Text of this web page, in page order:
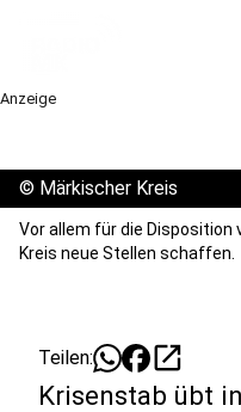
Anzeige
© Märkischer Kreis
Vor allem für die Disposition
Kreis neue Stellen schaffen.
Teilen: open_in_new
Krisenstab übt